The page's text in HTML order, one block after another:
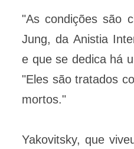
"As condições são
Jung, da Anistia
e que se dedica há
"Eles são tratados
mortos."
Yakovitsky, que